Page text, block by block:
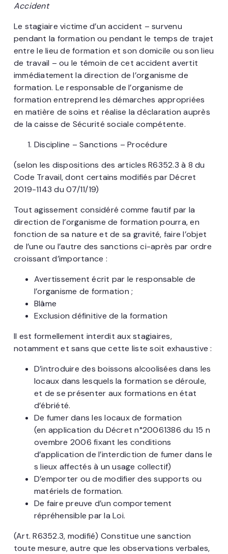
Accident
Le stagiaire victime d’un accident – survenu
pendant la formation ou pendant le temps de trajet
entre le lieu de formation et son domicile ou son lieu
de travail – ou le témoin de cet accident avertit
immédiatement la direction de l’organisme de
formation. Le responsable de l’organisme de
formation entreprend les démarches appropriées
en matière de soins et réalise la déclaration auprès
de la caisse de Sécurité sociale compétente.
Discipline – Sanctions – Procédure
(selon les dispositions des articles R6352.3 à 8 du
Code Travail, dont certains modifiés par Décret
2019-1143 du 07/11/19)
Tout agissement considéré comme fautif par la
direction de l’organisme de formation pourra, en
fonction de sa nature et de sa gravité, faire l’objet
de l’une ou l’autre des sanctions ci-après par ordre
croissant d’importance :
Avertissement écrit par le responsable de
l’organisme de formation ;
Blâme
Exclusion définitive de la formation
Il est formellement interdit aux stagiaires,
notamment et sans que cette liste soit exhaustive :
D’introduire des boissons alcoolisées dans les
locaux dans lesquels la formation se déroule,
et de se présenter aux formations en état
d’ébriété.
De fumer dans les locaux de formation
(en application du Décret n°20061386 du 15 n
ovembre 2006 fixant les conditions
d’application de l’interdiction de fumer dans le
s lieux affectés à un usage collectif)
D’emporter ou de modifier des supports ou
matériels de formation.
De faire preuve d’un comportement
répréhensible par la Loi.
(Art. R6352.3, modifié) Constitue une sanction
toute mesure, autre que les observations verbales,